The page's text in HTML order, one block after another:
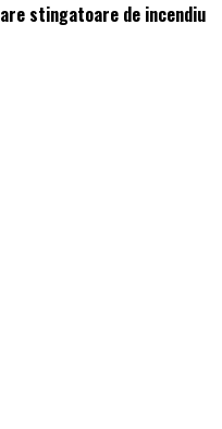
stingatoare de incendiu